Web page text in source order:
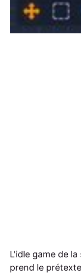
L'idle game de la
prend le